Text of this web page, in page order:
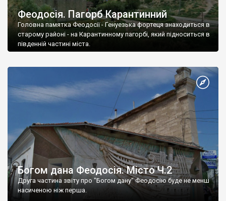
Феодосія. Пагорб Карантинний
Головна памятка Феодосії - Генуезька фортеця знаходиться в
старому районі - на Карантинному пагорбі, який підноситься в
південній частині міста.
Богом дана Феодосія. Місто Ч.2
Друга частина звіту про "Богом дану" Феодосію буде не менш
насиченою ніж перша.